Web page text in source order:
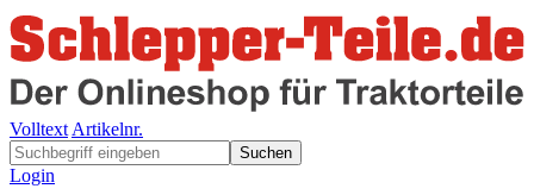
Volltext Artikelnr.
Suchen
Login